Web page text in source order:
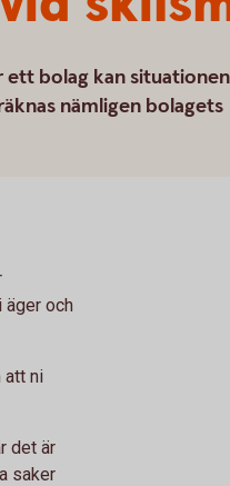
ett bolag kan situationen
nämligen bolagets
och
att ni
det är
saker